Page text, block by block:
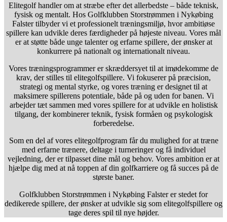
Elitegolf handler om at stræbe efter det allerbedste – både teknisk,
fysisk og mentalt. Hos Golfklubben Storstrømmen i Nykøbing
Falster tilbyder vi et professionelt træningsmiljø, hvor ambitiøse
spillere kan udvikle deres færdigheder på højeste niveau. Vores mål
er at støtte både unge talenter og erfarne spillere, der ønsker at
konkurrere på nationalt og internationalt niveau.
Vores træningsprogrammer er skræddersyet til at imødekomme de
krav, der stilles til elitegolfspillere. Vi fokuserer på præcision,
strategi og mental styrke, og vores træning er designet til at
maksimere spillerens potentiale, både på og uden for banen. Vi
arbejder tæt sammen med vores spillere for at udvikle en holistisk
tilgang, der kombinerer teknik, fysisk formåen og psykologisk
forberedelse.
Som en del af vores elitegolfprogram får du mulighed for at træne
med erfarne trænere, deltage i turneringer og få individuel
vejledning, der er tilpasset dine mål og behov. Vores ambition er at
hjælpe dig med at nå toppen af din golfkarriere og få succes på de
største baner.
Golfklubben Storstrømmen i Nykøbing Falster er stedet for
dedikerede spillere, der ønsker at udvikle sig som elitegolfspillere og
tage deres spil til nye højder.